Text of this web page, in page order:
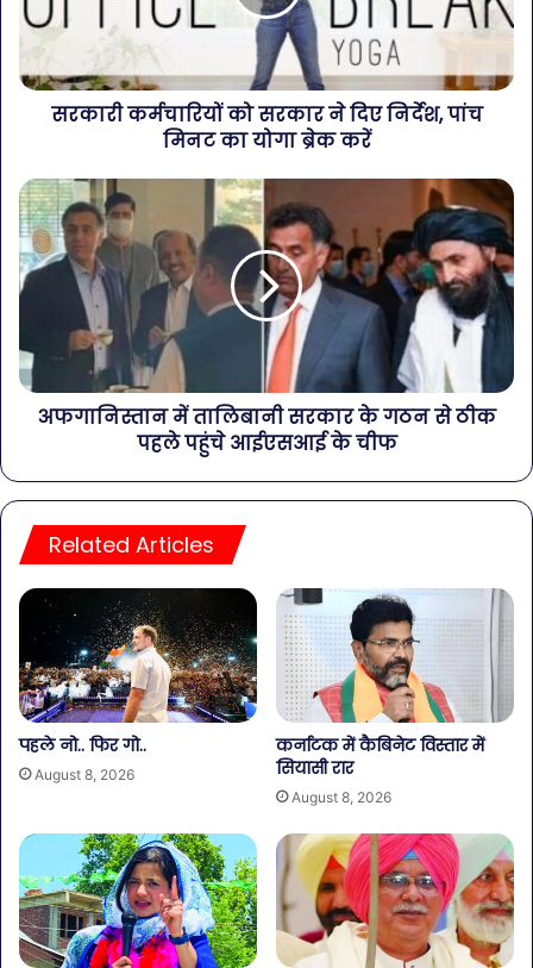
सरकारी कर्मचारियों को सरकार ने दिए निर्देश, पांच
मिनट का योगा ब्रेक करें
अफगानिस्तान में तालिबानी सरकार के गठन से ठीक
पहले पहुंचे आईएसआई के चीफ
Related Articles
पहले नो.. फिर गो..
August 8, 2026
कर्नाटक में कैबिनेट विस्तार में
सियासी रार
August 8, 2026